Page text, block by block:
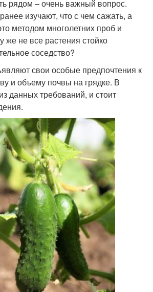
рядом – очень важный вопрос.
изучают, что с чем сажать, а
методом многолетних проб и
же не все растения стойко
соседство?
свои особые предпочтения к
и объему почвы на грядке. В
данных требований, и стоит